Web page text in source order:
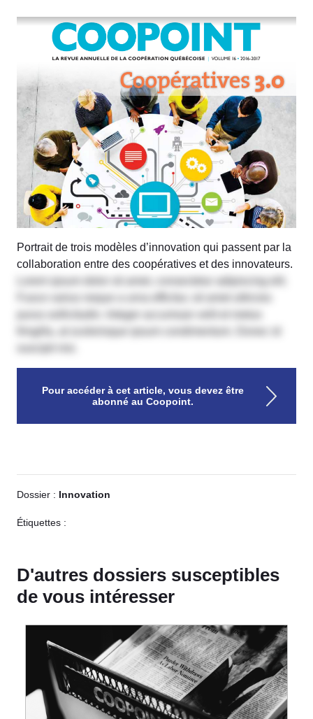
Portrait de trois modèles d’innovation qui passent par la
collaboration entre des coopératives et des innovateurs.
Lorem ipsum dolor sit amet, consectetur adipiscing elit.
Fusce varius neque a urna efficitur, sit amet ultricies
purus sollicitudin. Integer accumsan velit et metus
fringilla, at scelerisque ipsum condimentum. Donec id
Pour accéder à cet article, vous devez être
abonné au Coopoint.
Dossier : Innovation
Étiquettes :
D'autres dossiers susceptibles
de vous intéresser